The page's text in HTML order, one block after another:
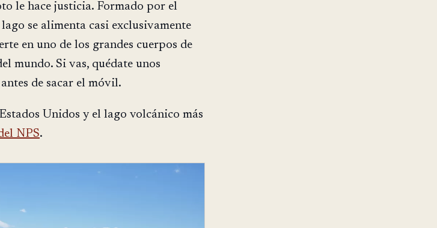
le hace justicia. Formado por el
se alimenta casi exclusivamente
en uno de los grandes cuerpos de
mundo. Si vas, quédate unos
de sacar el móvil.
Unidos y el lago volcánico más
NPS.